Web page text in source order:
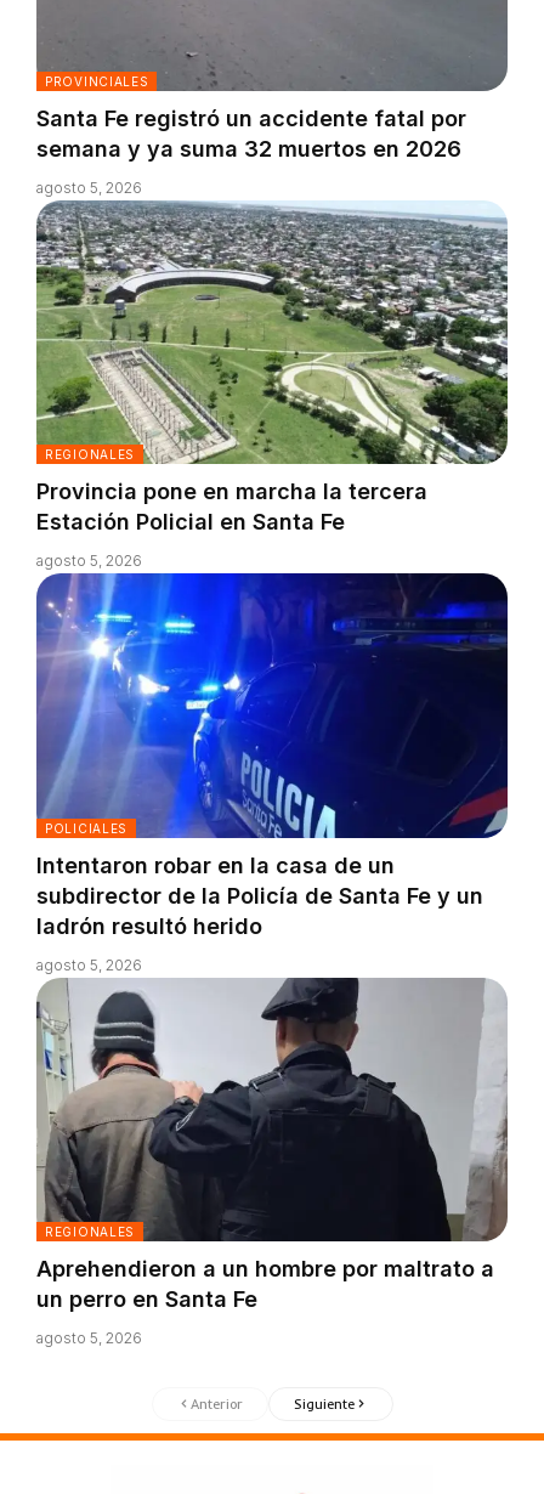
PROVINCIALES
Santa Fe registró un accidente fatal por
semana y ya suma 32 muertos en 2026
agosto 5, 2026
REGIONALES
Provincia pone en marcha la tercera
Estación Policial en Santa Fe
agosto 5, 2026
POLICIALES
Intentaron robar en la casa de un
subdirector de la Policía de Santa Fe y un
ladrón resultó herido
agosto 5, 2026
REGIONALES
Aprehendieron a un hombre por maltrato a
un perro en Santa Fe
agosto 5, 2026
Anterior Siguiente